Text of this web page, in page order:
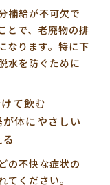
補給が不可欠で
とで、老廃物の排
なります。特に下
水を防ぐために
て飲む
体にやさしい
の不快な症状の
ください。